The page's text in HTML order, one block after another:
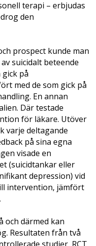
terapi – erbjudas
den
prospect kunde man
suicidalt beteende
på
med de som gick på
En annan
Där testade
för läkare. Utöver
varje deltagande
på sina egna
visade en
(suicidtankar eller
depression) vid
intervention, jämfört
och där­med kan
Resultaten från två